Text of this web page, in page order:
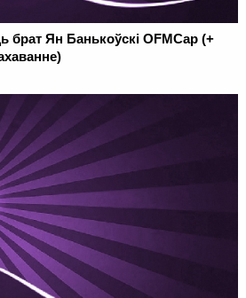
Ян Банькоўскі OFMCap (+